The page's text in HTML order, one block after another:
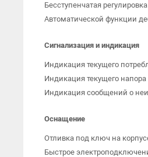
Бесступенчатая
Автоматической функции
Сигнализация и индикация
Индикация текущего
Индикация текущего
Индикация сообщений о
Оснащение
Отливка под ключ на
Быстрое